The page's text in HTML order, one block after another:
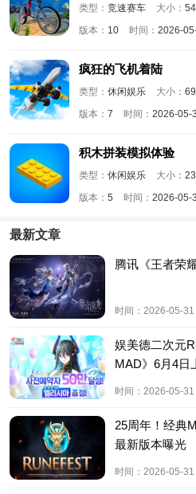
类型： 竞速赛车 大小：
版本： 10 时间： 2026-
疯狂的飞机着陆
类型： 休闲娱乐 大小：
版本： 7 时间： 2026-05-
积木拼装模拟体验
类型： 休闲娱乐 大小：
版本： 5 时间： 2026-05-
最新文章
腾讯《王者荣
时间： 2026-05-31
娱美德二次元
MAD》6月4日
时间： 2026-05-31
25周年！经典
最新版本曝光
时间： 2026-05-31